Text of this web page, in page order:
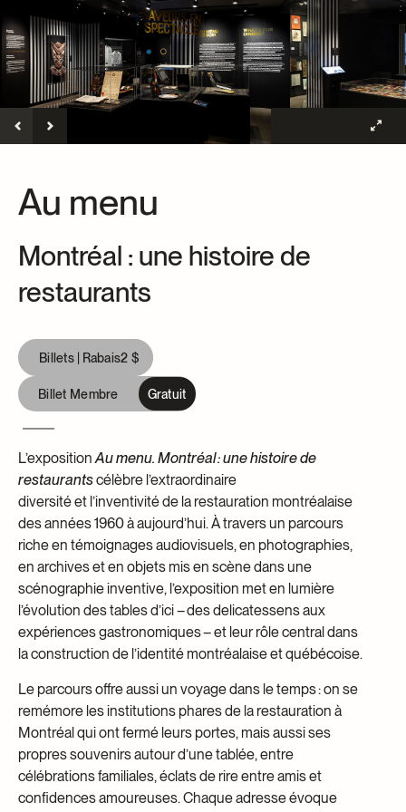
Centre d’archives et de documentation
Dons et prêts d’objets
Façons de donner
Événements
Devenir Membre
Au menu
Montréal : une histoire de
restaurants
Billets | 2 $
Rabais
Billet Membre Gratuit
L’expositionAu menu. Montréal : une histoire de
restaurantscélèbre l’extraordinaire
diversitéet l’inventivitéde la restauration montréalaise
des années 1960 à aujourd’hui. À travers un parcours
riche en témoignages audiovisuels, en photographies,
en archives et en objets mis en scène dans une
scénographie inventive, l’exposition met en lumière
l’évolution des tables d’ici – des delicatessens aux
expériences gastronomiques – et leur rôle central dans
la construction de l’identité montréalaise et québécoise.
Le parcours offre aussi un voyage dans le temps : on se
remémore les institutions phares de la restauration à
Montréal qui ont fermé leurs portes, mais aussi ses
propres souvenirs autour d’une tablée, entre
célébrations familiales, éclats de rire entre amis et
confidences amoureuses. Chaque adresse évoque